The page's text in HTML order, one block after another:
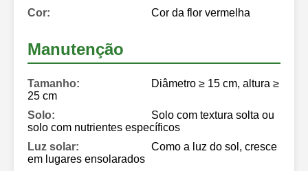
Cor:
Cor da flor vermelha
Manutenção
Tamanho:
Diâmetro ≥ 15 cm, altura ≥
25 cm
Solo:
Solo com textura solta ou
solo com nutrientes específicos
Luz solar:
Como a luz do sol, cresce
em lugares ensolarados